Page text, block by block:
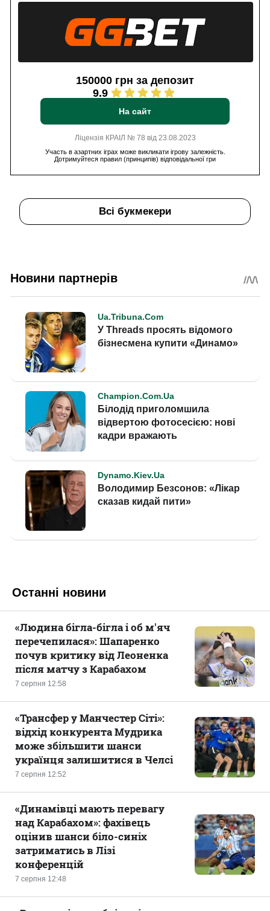
150000 грн за депозит
9.9
На сайт
Ліцензія КРАІЛ № 78 від 23.08.2023
Участь в азартних іграх може викликати ігрову залежність.
Дотримуйтеся правил (принципів) відповідальної гри
Всі букмекери
Останні новини
7 серпня 12:58
«Людина бігла-бігла і об м'яч
перечепилася»: Шапаренко
почув критику від Леоненка
після матчу з Карабахом
7 серпня 12:52
«Трансфер у Манчестер Сіті»:
відхід конкурента Мудрика
може збільшити шанси
українця залишитися в Челсі
7 серпня 12:48
«Динамівці мають перевагу
над Карабахом»: фахівець
оцінив шанси біло-синіх
затриматись в Лізі
конференцій